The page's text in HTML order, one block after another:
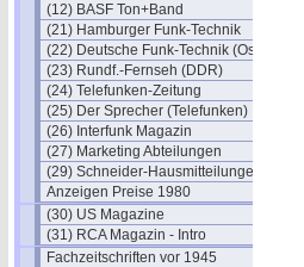
(12) BASF Ton+Band
(21) Hamburger Funk-Technik
(22) Deutsche Funk-Technik (Ost)
(23) Rundf.-Fernseh (DDR)
(24) Telefunken-Zeitung
(25) Der Sprecher (Telefunken)
(26) Interfunk Magazin
(27) Marketing Abteilungen
(29) Schneider-Hausmitteilungen
Anzeigen Preise 1980
(30) US Magazine
(31) RCA Magazin - Intro
Fachzeitschriften vor 1945